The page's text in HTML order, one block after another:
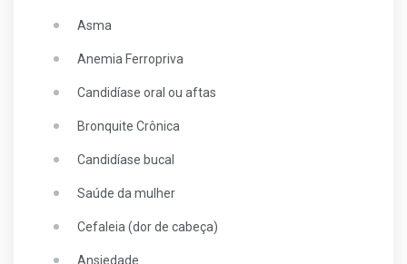
Asma
Anemia Ferropriva
Candidíase oral ou aftas
Bronquite Crônica
Candidíase bucal
Saúde da mulher
Cefaleia (dor de cabeça)
Ansiedade